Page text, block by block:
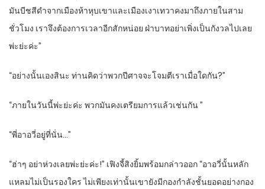
มันบีชสีดำจากเมืองห้าหุบเขาและเมืองเงาเทวาคงมาถึงภายในสาม
ชั่วโมง เราจึงต้องการเวลาอีกสักหน่อย ฝ่าบาทอย่าเพิ่งเป็นกังวลไปเลย
พ่ะย่ะค่ะ”
“อย่างนั้นเองสินะ ท่านคิดว่าพวกปีศาจจะโจมตีเราเมื่อใดกัน?”
“ภายในวันนี้พ่ะย่ะค่ะ พวกมันคงเตรียมการแล้วเช่นกัน ”
“พี่อาอวี่อยู่ที่นั่น…”
“ฮ่าๆ อย่าห่วงเลยพ่ะย่ะค่ะ!” เฟิงจี้สิงยิ้มพร้อมกล่าวออก “อาอวี่นั้นหลัก
แหลมไม่เป็นรองใคร ไม่เพียงเท่านั้นเขายังมีกองกำลังชั้นยอดอย่างกอง